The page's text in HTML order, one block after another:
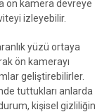
ön kamera devreye
izleyebilir.
yüzü ortaya
ön kamerayı
geliştirebilirler.
tuttukları anlarda
kişisel gizliliğin